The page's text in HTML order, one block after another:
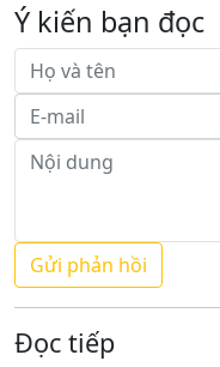
Ý kiến bạn đọc
Đọc tiếp